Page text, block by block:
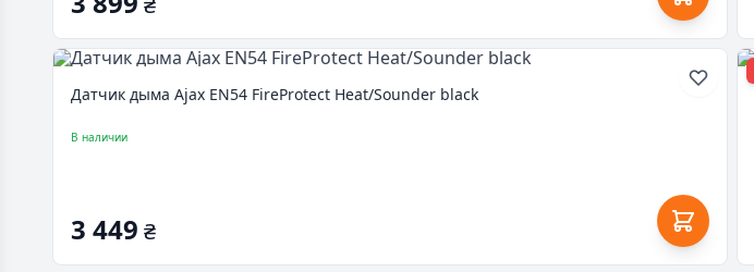
Датчик дыма Ajax EN54 FireProtect Heat/Sounder black
В наличии
3 449 ₴